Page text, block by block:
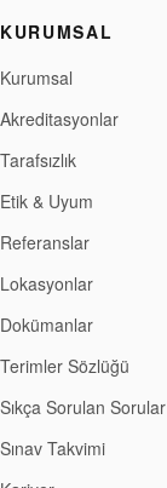
KURUMSAL
Kurumsal
Akreditasyonlar
Tarafsızlık
Etik & Uyum
Referanslar
Lokasyonlar
Dokümanlar
Terimler Sözlüğü
Sıkça Sorulan Sorular
Sınav Takvimi